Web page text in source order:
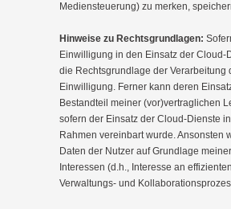
Mediensteuerung) zu merken,
Hinweise zu Rechtsgrundlagen:
Einwilligung in den Einsatz der Cloud-
die Rechtsgrundlage der Verarbeitung
Einwilligung. Ferner kann deren
Bestandteil meiner (vor)vertraglichen
sofern der Einsatz der Cloud-Dienste
Rahmen vereinbart wurde. Ansonsten
Daten der Nutzer auf Grundlage
Interessen (d.h., Interesse an
Verwaltungs- und